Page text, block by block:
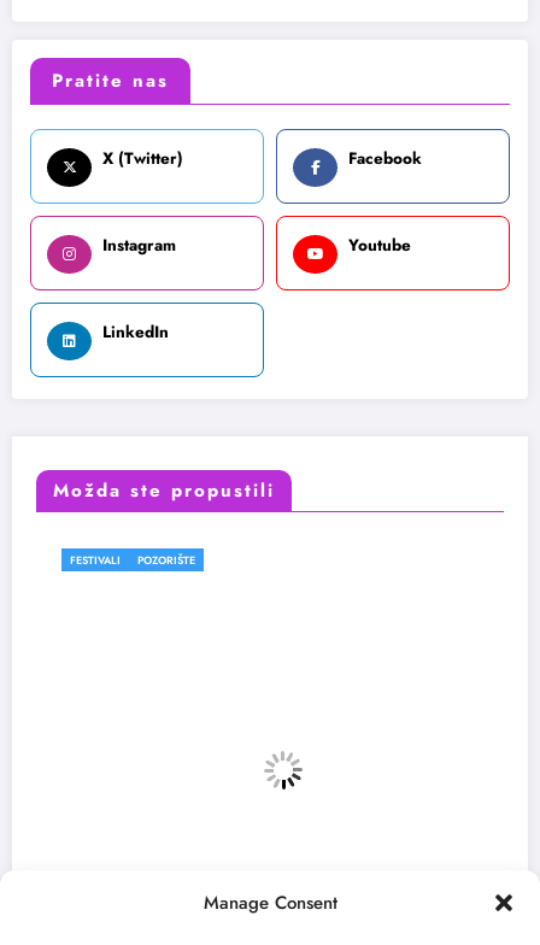
Manage Consent
Pratite nas
X (Twitter) Facebook
Instagram Youtube
LinkedIn
Možda ste propustili
FESTIVALI POZORIŠTE